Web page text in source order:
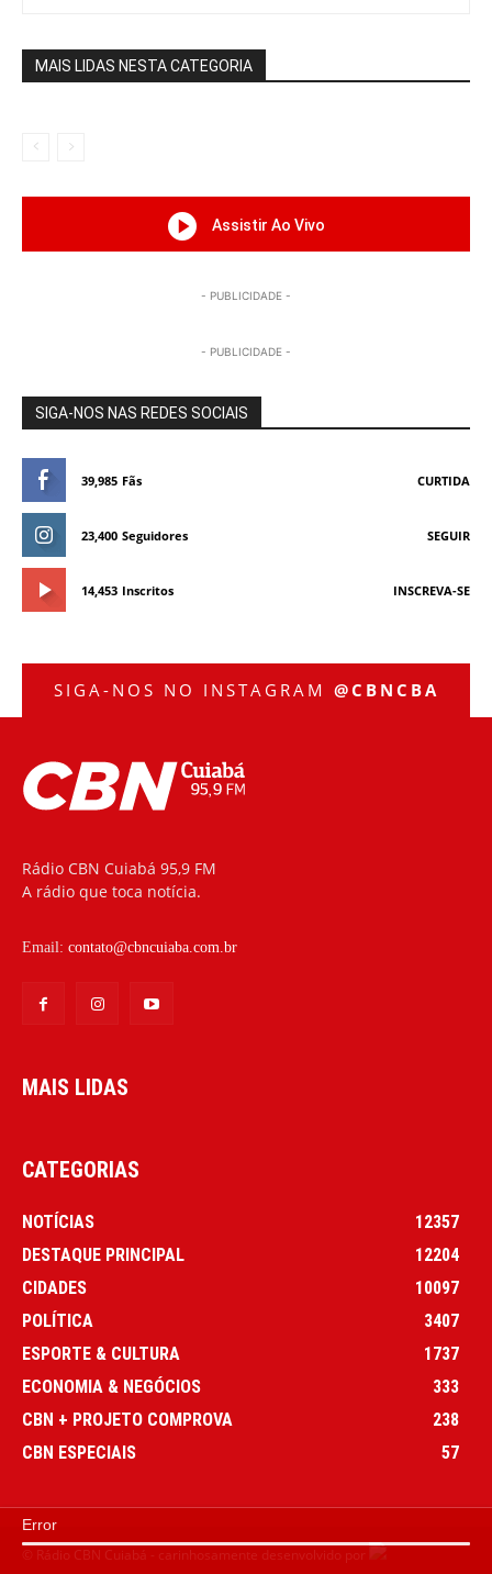
MAIS LIDAS NESTA CATEGORIA
Assistir Ao Vivo
- PUBLICIDADE -
- PUBLICIDADE -
SIGA-NOS NAS REDES SOCIAIS
39,985 Fãs CURTIDA
23,400 Seguidores SEGUIR
14,453 Inscritos INSCREVA-SE
Error
SIGA-NOS NO INSTAGRAM @CBNCBA
Rádio CBN Cuiabá 95,9 FM
A rádio que toca notícia.
Email: contato@cbncuiaba.com.br
MAIS LIDAS
CATEGORIAS
NOTÍCIAS
12357
DESTAQUE PRINCIPAL
12204
CIDADES
10097
POLÍTICA
3407
ESPORTE & CULTURA
1737
ECONOMIA & NEGÓCIOS
333
CBN + PROJETO COMPROVA
238
CBN ESPECIAIS
57
© Rádio CBN Cuiabá - carinhosamente desenvolvido por